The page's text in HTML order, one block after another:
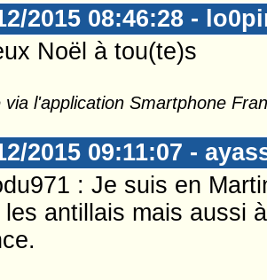
2015 08:46:28 -
Noël à tou(te)s
via l'application Smartphone
2015 09:11:07 -
: Je suis en
antillais mais aussi